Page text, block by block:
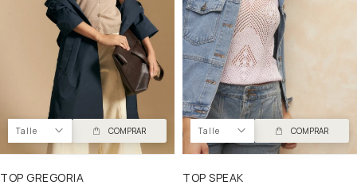
Talle COMPRAR
TOP GREGORIA
Talle COMPRAR
TOP SPEAK